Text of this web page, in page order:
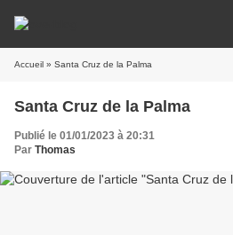
Accueil » Santa Cruz de la Palma
Santa Cruz de la Palma
Publié le 01/01/2023 à 20:31
Par Thomas